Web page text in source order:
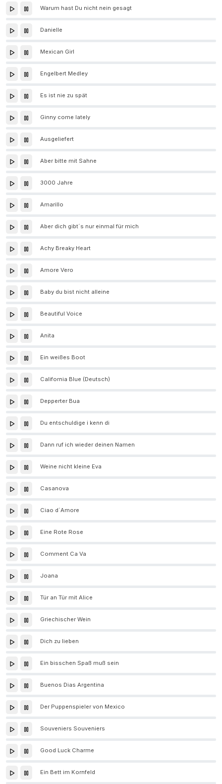
Warum hast Du nicht nein gesagt
Danielle
Mexican Girl
Engelbert Medley
Es ist nie zu spät
Ginny come lately
Ausgeliefert
Aber bitte mit Sahne
3000 Jahre
Amarillo
Aber dich gibt´s nur einmal für mich
Achy Breaky Heart
Amore Vero
Baby du bist nicht alleine
Beautiful Voice
Anita
Ein weißes Boot
California Blue (Deutsch)
Depperter Bua
Du entschuldige i kenn di
Dann ruf ich wieder deinen Namen
Weine nicht kleine Eva
Casanova
Ciao d´Amore
Eine Rote Rose
Comment Ca Va
Joana
Tür an Tür mit Alice
Griechischer Wein
Dich zu lieben
Ein bisschen Spaß muß sein
Buenos Dias Argentina
Der Puppenspieler von Mexico
Souveniers Souveniers
Good Luck Charme
Ein Bett im Kornfeld